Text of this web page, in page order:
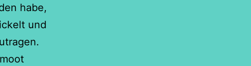
habe,
und